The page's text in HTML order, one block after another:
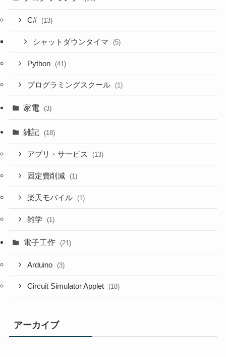
C# (13)
シャットダウンタイマ (5)
Python (41)
プログラミングスクール (1)
家電 (3)
雑記 (18)
アプリ・サービス (13)
固定費削減 (1)
楽天モバイル (1)
雑学 (1)
電子工作 (21)
Arduino (3)
Circuit Simulator Applet (18)
アーカイブ